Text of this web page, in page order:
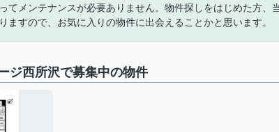
てメンテナンスが必要ありません。物件探しをはじめた方、
ますので、お気に入りの物件に出会えることかと思います。
ジ西所沢で募集中の物件